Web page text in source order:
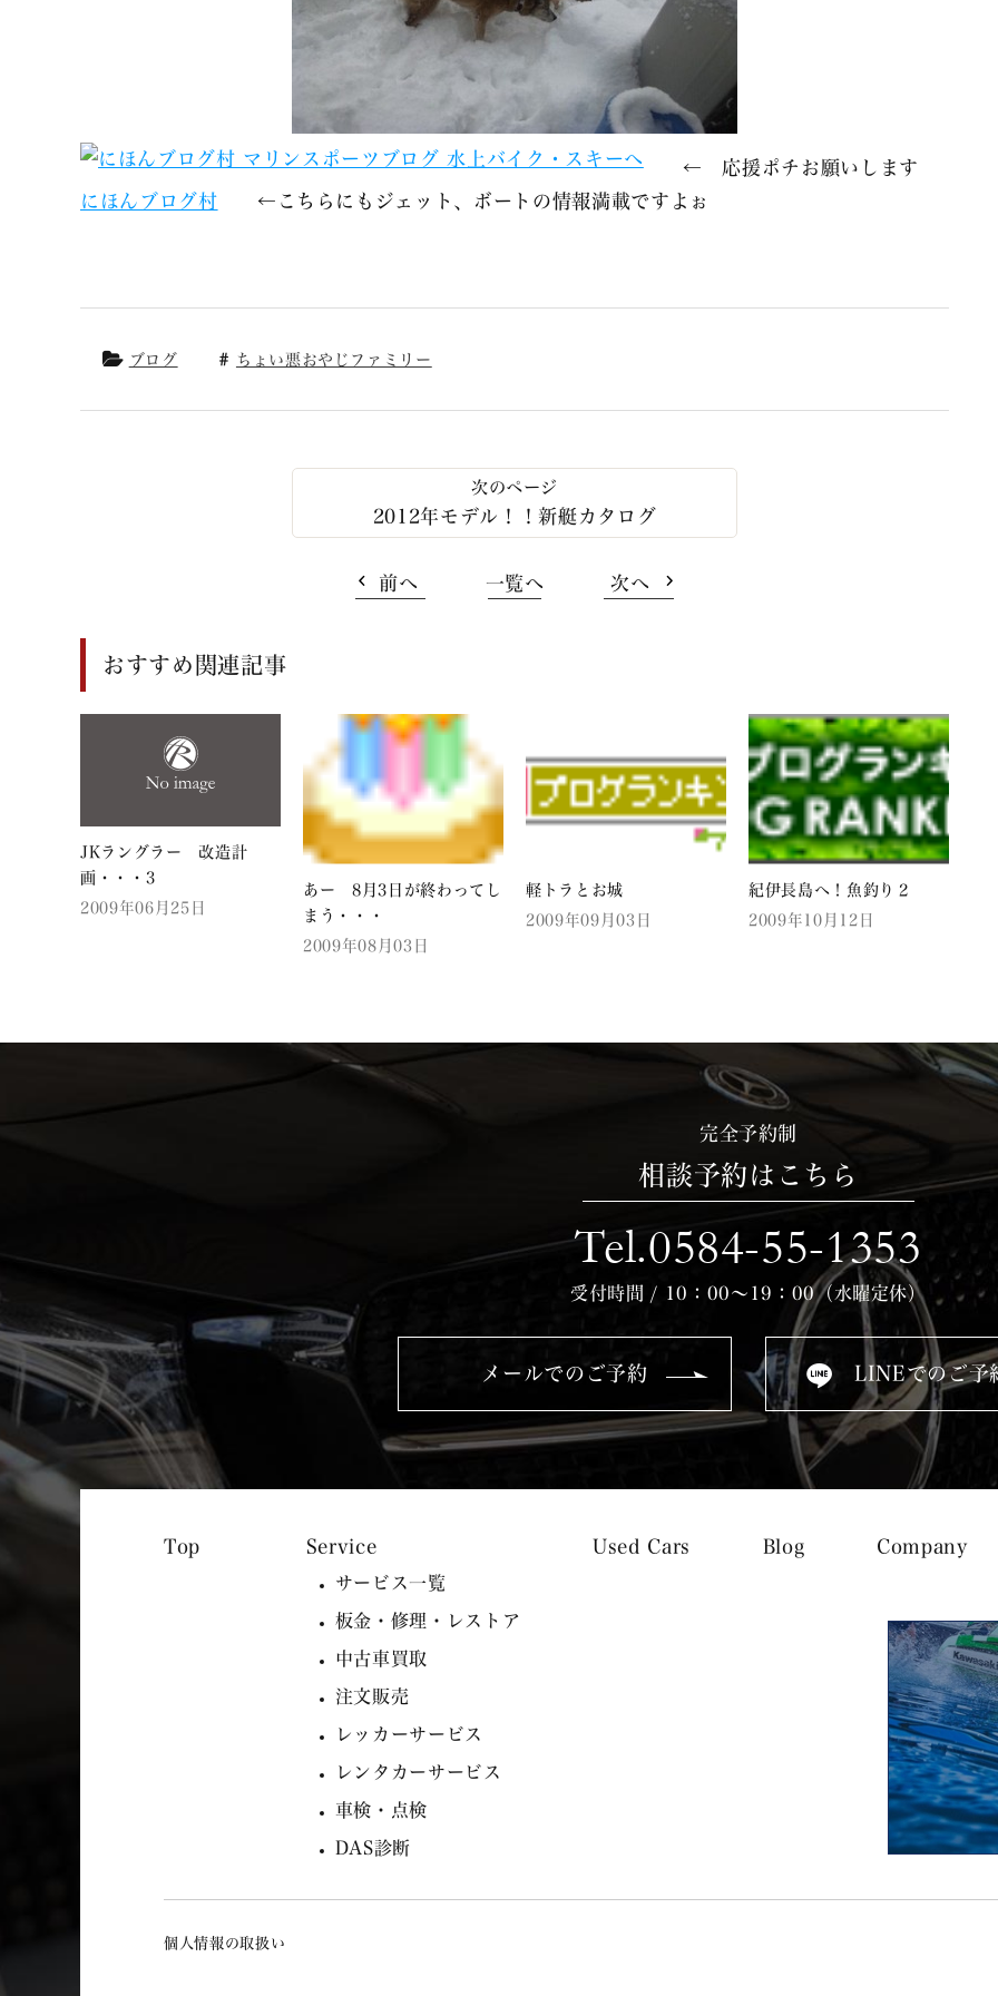
← 応援ポチお願いします
にほんブログ村 ←こちらにもジェット、ボートの情報満載ですよぉ
ブログ ちょい悪おやじファミリー
2012年モデル！！新艇カタログ
前へ 一覧へ 次へ
おすすめ関連記事
JKラングラー 改造計
画・・・3
2009年06月25日
あー 8月3日が終わってし
まう・・・
2009年08月03日
軽トラとお城
2009年09月03日
紀伊長島へ！魚釣り２
2009年10月12日
完全予約制
相談予約はこちら
Tel.0584-55-1353
受付時間 / 10：00～19：00（水曜定休）
メールでのご予約 LINEでのご予
Service
サービス一覧
板金・修理・レストア
中古車買取
注文販売
レッカーサービス
レンタカーサービス
車検・点検
DAS診断
Used Cars Blog Company
個人情報の取扱い